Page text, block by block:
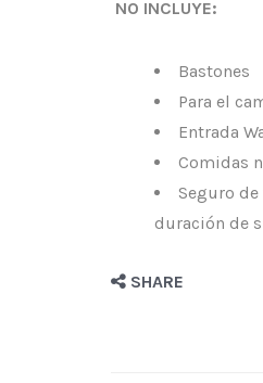
NO INCLUYE:
Bastones
Para el
Entrada
Comidas
Seguro
duración de
SHARE